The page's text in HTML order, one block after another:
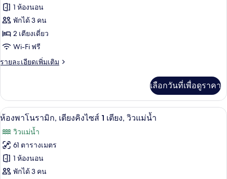
ของ
Authors'
Suite
Twin
1 ห้องนอน
พักได้ 3 คน
2 เตียงเดี่ยว
Wi-Fi ฟรี
รายละเอียดเพิ่มเติม
ราย
เกี่ยว
กับ
Authors'
Twin
เลือกวันที่เพื่อดูราคา
เปิด
ภาพถ่าย
ทั้งหมด
ของ
ห้อง
ห้องพาโนรามิก, เตียงคิงไซส์ 1 เตียง,
6
ห้องพาโนรามิก, เตียงคิงไซส์ 1 เตียง, วิวแม่น้ำ
วิวแม่น้ำ
61 ตารางเมตร
1 ห้องนอน
พักได้ 3 คน